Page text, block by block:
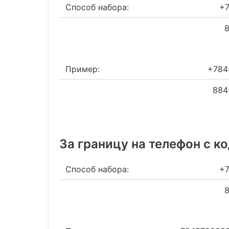
Способ набора:
Пример:
За границу на телефон c
Способ набора: